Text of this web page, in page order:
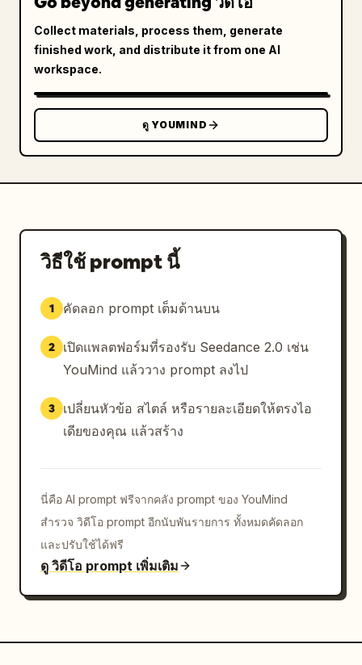
Collect materials, process them, generate
finished work, and distribute it from one AI
workspace.
ดู YOUMIND
วิธีใช้ prompt นี้
1 คัดลอก prompt เต็มด้านบน
2
เปิดแพลตฟอร์มที่รองรับ Seedance 2.0 เช่น
YouMind แล้ววาง prompt ลงไป
3
เปลี่ยนหัวข้อ สไตล์ หรือรายละเอียดให้ตรงไอ
เดียของคุณ แล้วสร้าง
นี่คือ AI prompt ฟรีจากคลัง prompt ของ YouMind
สำรวจ วิดีโอ prompt อีกนับพันรายการ ทั้งหมดคัดลอก
และปรับใช้ได้ฟรี
ดู วิดีโอ prompt เพิ่มเติม